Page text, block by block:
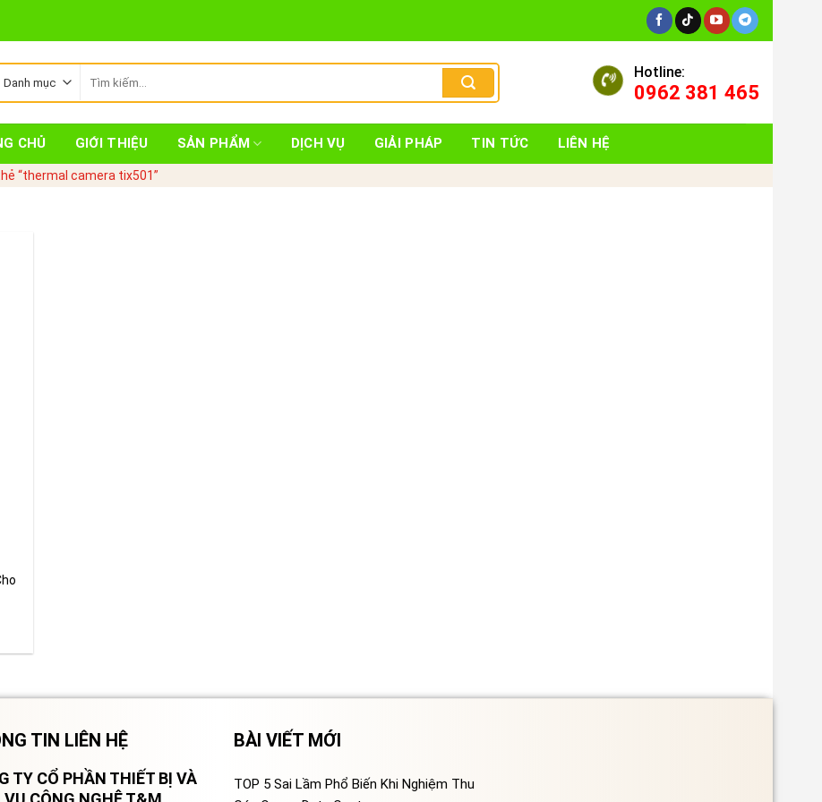
kiếm:
Hotline:
0962 381 465
CHỦ GIỚI THIỆU SẢN PHẨM DỊCH VỤ GIẢI PHÁP TIN TỨC LIÊN HỆ
“thermal camera tix501”
TIN LIÊN HỆ
TY CỔ PHẦN THIẾT BỊ VÀ
BÀI VIẾT MỚI
TOP 5 Sai Lầm Phổ Biến Khi Nghiệm Thu